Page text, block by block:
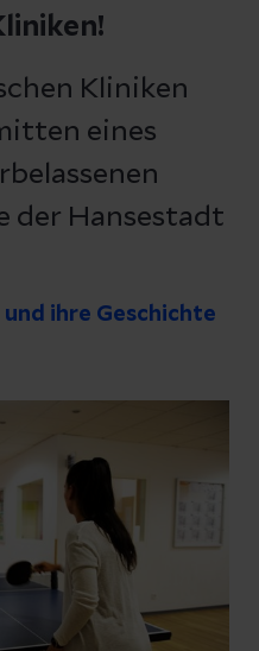
Kliniken
eines
der Hansestadt
ihre Geschichte